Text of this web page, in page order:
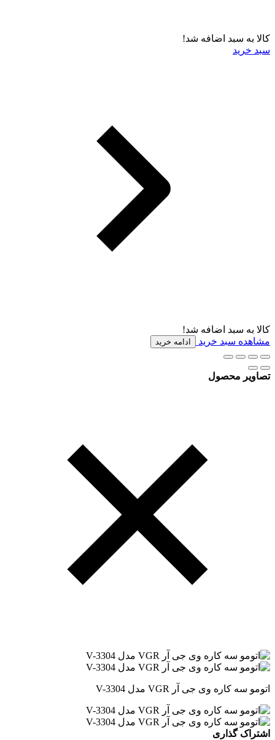
کالا به سبد اضافه شد!
سبد خرید
کالا به سبد اضافه شد!
مشاهده سبد خرید
ادامه خرید
تصاویر محصول
اتومو سه کاره وی جی آر VGR مدل V-3304
اشتراک گذاری